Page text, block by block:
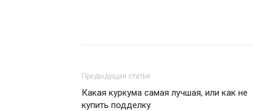
Предыдущая статья
Какая куркума самая лучшая, или как не
купить подделку